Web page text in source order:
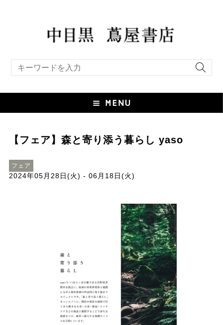
【フェア】森と寄り添う暮らし yaso
フェア
2024年05月28日(火) - 06月18日(火)